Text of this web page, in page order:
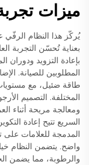
ميزات
يُركّز هذا النظام
بعناية تُحسّن التجربة
بإعادة التزويد
طاقة ضئيل، مع
المختلفة. التصميم
ومعالجة مريحة أثناء
السريع تتيح إعادة
المدمجة للعلامات
واضح. يتضمن النظام
والرطوبة، مما يضمن